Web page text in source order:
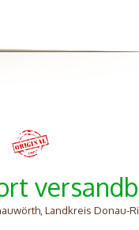
Landkreis Donau-